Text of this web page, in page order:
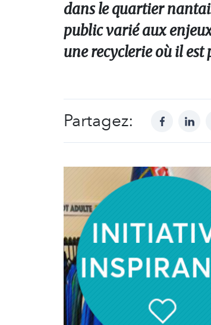
dans le quartier
public varié aux
une recyclerie où il est
Partagez: facebook